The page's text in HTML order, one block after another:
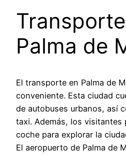
Palma de
El transporte en Palma de
conveniente. Esta ciudad
de autobuses urbanos, así
taxi. Además, los visitantes
coche para explorar la
El aeropuerto de Palma de